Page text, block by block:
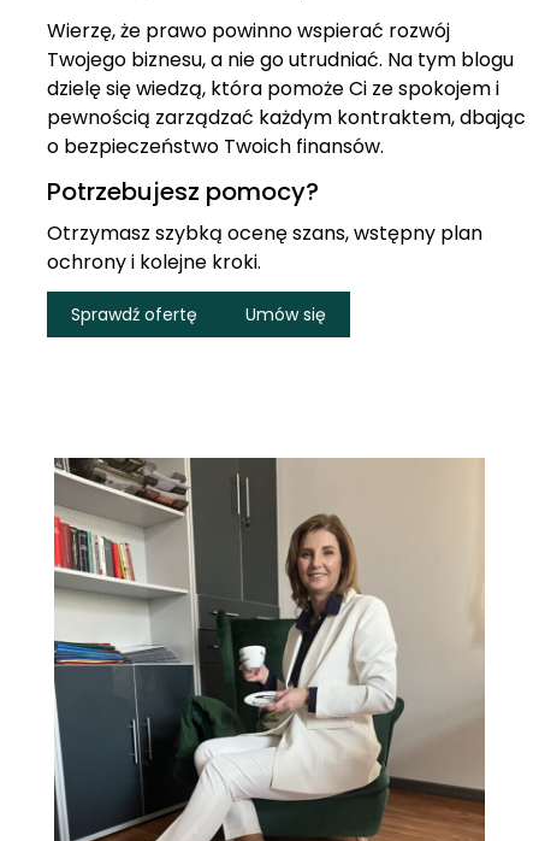
Wierzę, że prawo powinno wspierać rozwój
Twojego biznesu, a nie go utrudniać. Na tym blogu
dzielę się wiedzą, która pomoże Ci ze spokojem i
pewnością zarządzać każdym kontraktem, dbając
o bezpieczeństwo Twoich finansów.
Potrzebujesz pomocy?
Otrzymasz szybką ocenę szans, wstępny plan
ochrony i kolejne kroki.
Sprawdź ofertę Umów się